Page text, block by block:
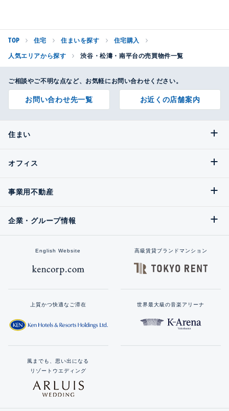
TOP 住宅 住まいを探す 住宅購入
人気エリアから探す 渋谷・松濤・南平台の売買物件一覧
ご相談やご不明な点など、お気軽にお問い合わせください。
お問い合わせ先一覧 お近くの店舗案内
住まい
オフィス
事業用不動産
企業・グループ情報
English Website 高級賃貸ブランドマンション
上質かつ快適なご滞在 世界最大級の音楽アリーナ
風までも、思い出になる
リゾートウエディング